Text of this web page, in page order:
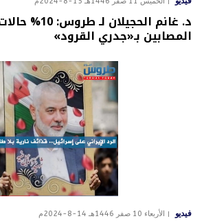
د. غانم الحجيلان
المصابين بـ«جدري القرود»
فيديو الأربعاء 10 صفر 1446هـ 14-8-2024م